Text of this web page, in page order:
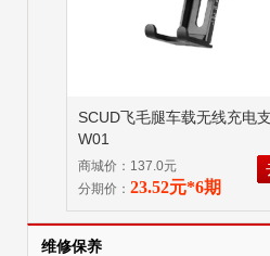
SCUD飞毛腿车载无线充电
W01
商城价：137.0元
分期价： 23.52元*6期
维修保养